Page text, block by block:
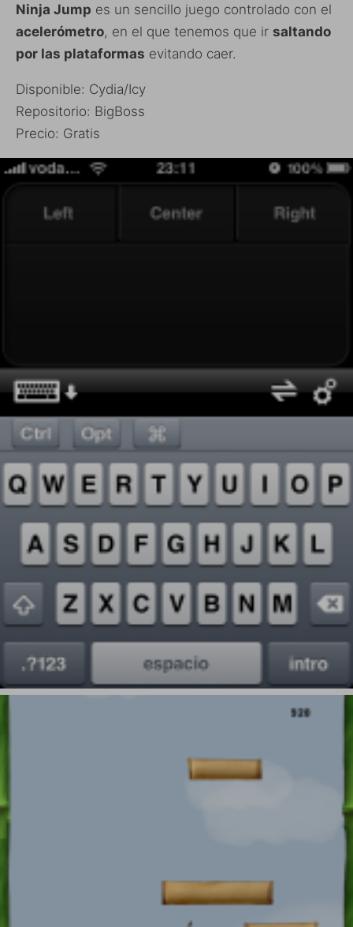
Ninja Jump es un sencillo juego controlado con el
acelerómetro, en el que tenemos que ir saltando
por las plataformas evitando caer.
Disponible: Cydia/Icy
Repositorio: BigBoss
Precio: Gratis